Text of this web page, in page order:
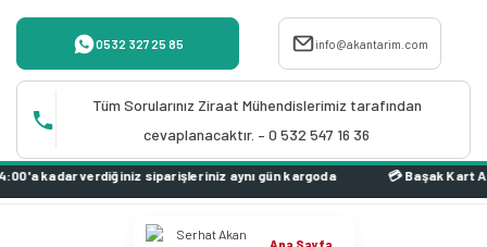
0532 327 25 85 info@akantarim.com
Tüm Sorularınız Ziraat Mühendislerimiz tarafından
cevaplanacaktır. – 0 532 547 16 36
verdiğiniz siparişleriniz aynı gün kargoda
Ana Sayfa